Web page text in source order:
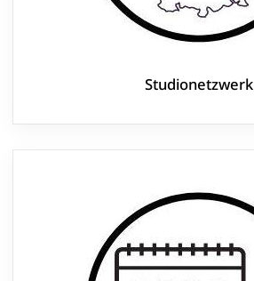
Studionetzwerk